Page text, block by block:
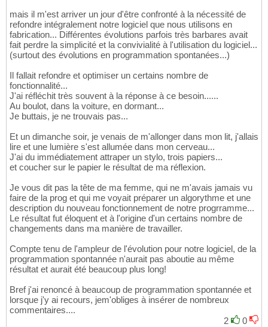
mais il m'est arriver un jour d'être confronté à la nécessité de
refondre intégralement notre logiciel que nous utilisons en
fabrication... Différentes évolutions parfois très barbares avait
fait perdre la simplicité et la convivialité à l'utilisation du logiciel...
(surtout des évolutions en programmation spontanées...)
Il fallait refondre et optimiser un certains nombre de
fonctionnalité...
J'ai réfléchit très souvent à la réponse à ce besoin......
Au boulot, dans la voiture, en dormant...
Je buttais, je ne trouvais pas...
Et un dimanche soir, je venais de m'allonger dans mon lit, j'allais
lire et une lumière s'est allumée dans mon cerveau...
J'ai du immédiatement attraper un stylo, trois papiers...
et coucher sur le papier le résultat de ma réflexion.
Je vous dit pas la tête de ma femme, qui ne m'avais jamais vu
faire de la prog et qui me voyait préparer un algorythme et une
description du nouveau fonctionnement de notre progrramme...
Le résultat fut éloquent et à l'origine d'un certains nombre de
changements dans ma manière de travailler.
Compte tenu de l'ampleur de l'évolution pour notre logiciel, de la
programmation spontannée n'aurait pas aboutie au même
résultat et aurait été beaucoup plus long!
Bref j'ai renoncé à beaucoup de programmation spontannée et
lorsque j'y ai recours, jem'obliges à insérer de nombreux
commentaires....
2
0